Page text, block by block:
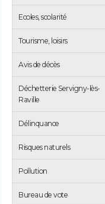
Ecoles, scolarité
Tourisme, loisirs
Avis de décès
Déchetterie Servigny-lès-
Raville
Délinquance
Risques naturels
Pollution
Bureau de vote